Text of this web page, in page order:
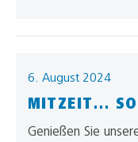
haben einen
6. August 2024
MITZEIT…
Genießen Sie